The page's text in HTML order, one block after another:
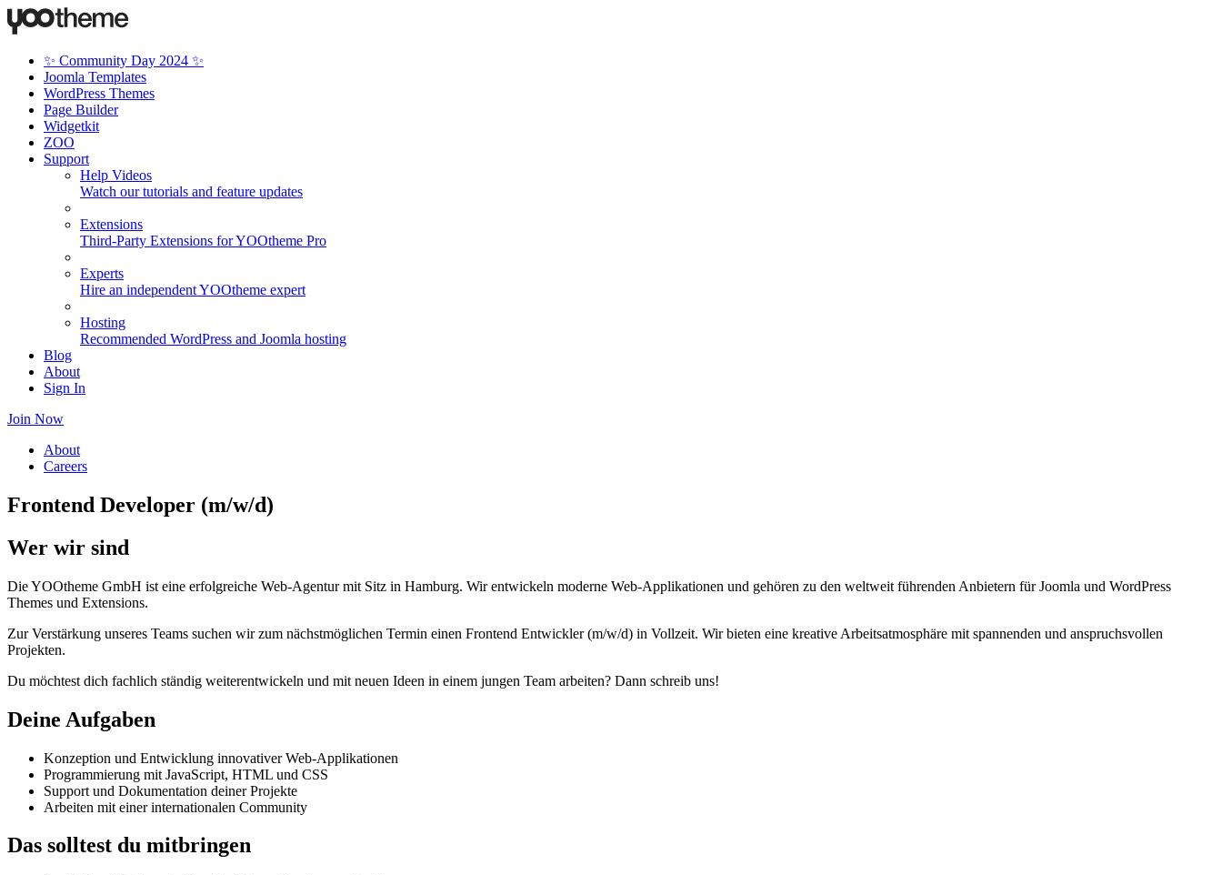
✨ Community Day 2024 ✨
Joomla Templates
WordPress Themes
Page Builder
Widgetkit
ZOO
Support
Help Videos
Watch our tutorials and feature updates
Extensions
Third-Party Extensions for YOOtheme Pro
Experts
Hire an independent YOOtheme expert
Hosting
Recommended WordPress and Joomla hosting
Blog
About
Sign In
Join Now
About
Careers
Frontend Developer (m/w/d)
Wer wir sind
Die YOOtheme GmbH ist eine erfolgreiche Web-Agentur mit Sitz in Hamburg. Wir entwickeln moderne Web-Applikationen und gehören zu den weltweit führenden Anbietern für Joomla und WordPress
Themes und Extensions.
Zur Verstärkung unseres Teams suchen wir zum nächstmöglichen Termin einen Frontend Entwickler (m/w/d) in Vollzeit. Wir bieten eine kreative Arbeitsatmosphäre mit spannenden und anspruchsvollen
Projekten.
Du möchtest dich fachlich ständig weiterentwickeln und mit neuen Ideen in einem jungen Team arbeiten? Dann schreib uns!
Deine Aufgaben
Konzeption und Entwicklung innovativer Web-Applikationen
Programmierung mit JavaScript, HTML und CSS
Support und Dokumentation deiner Projekte
Arbeiten mit einer internationalen Community
Das solltest du mitbringen